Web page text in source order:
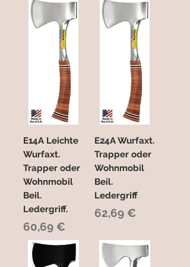
E14A Leichte
Wurfaxt.
Trapper oder
Wohnmobil
Beil.
Ledergriff.
Preis
60,69 €
E24A Wurfaxt.
Trapper oder
Wohnmobil
Beil.
Ledergriff
Preis
62,69 €